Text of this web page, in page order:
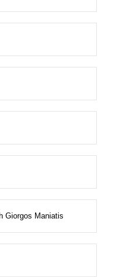
Giorgos Maniatis